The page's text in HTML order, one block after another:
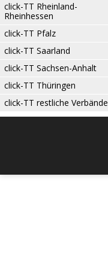
click-TT Rheinland-
Rheinhessen
click-TT Pfalz
click-TT Saarland
click-TT Sachsen-Anhalt
click-TT Thüringen
click-TT restliche Verbände